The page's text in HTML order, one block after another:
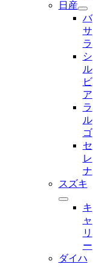
日産
バ
サ
ラ
シ
ル
ビ
ア
ラ
ル
ゴ
セ
レ
ナ
スズキ
キ
ャ
リ
ー
ダイハ